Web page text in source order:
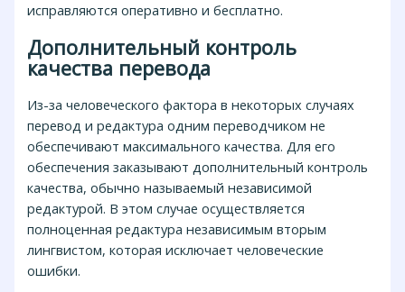
исправляются оперативно и бесплатно.
Дополнительный контроль
качества перевода
Из-за человеческого фактора в некоторых случаях
перевод и редактура одним переводчиком не
обеспечивают максимального качества. Для его
обеспечения заказывают дополнительный контроль
качества, обычно называемый независимой
редактурой. В этом случае осуществляется
полноценная редактура независимым вторым
лингвистом, которая исключает человеческие
ошибки.